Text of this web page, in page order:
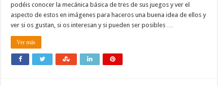
podéis conocer la mecánica básica de tres de sus juegos y ver el
aspecto de estos en imágenes para haceros una buena idea de ellos y
ver si os gustan, si os interesan y si pueden ser posibles …
Ver más